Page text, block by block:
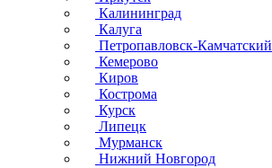
Калининград
Калуга
Петропавловск-Камчатский
Кемерово
Киров
Кострома
Курск
Липецк
Мурманск
Нижний Новгород